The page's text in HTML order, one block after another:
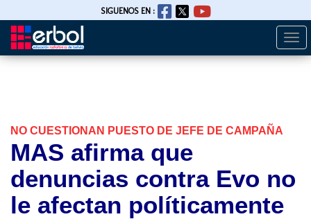
Pasar
SIGUENOS EN :
NO CUESTIONAN PUESTO DE JEFE DE CAMPAÑA
MAS afirma que
denuncias contra Evo no
le afectan políticamente